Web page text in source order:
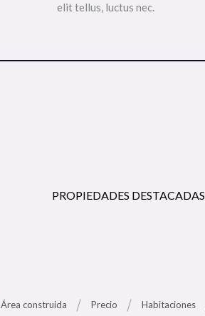
elit tellus, luctus nec.
PROPIEDADES DESTACADAS
Área construida Precio Habitaciones